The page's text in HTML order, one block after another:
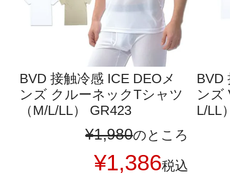
BVD 接触冷感 ICE DEOメ
ンズ クルーネックTシャツ
（M/L/LL） GR423
¥1,980のところ
¥1,386税込
BVD
ンズ
L/LL